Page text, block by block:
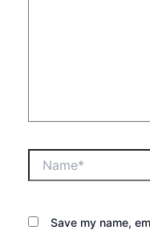
Save my name,